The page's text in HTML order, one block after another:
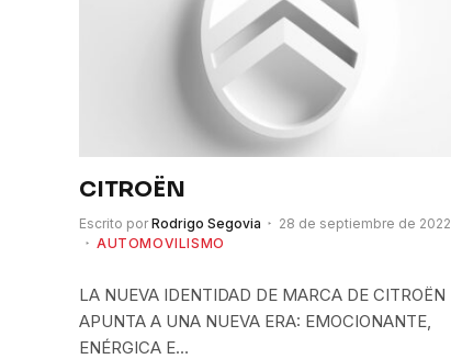
CITROËN
Escrito por Rodrigo Segovia
28 de septiembre de 2022
AUTOMOVILISMO
LA NUEVA IDENTIDAD DE MARCA DE CITROËN
APUNTA A UNA NUEVA ERA: EMOCIONANTE,
ENÉRGICA E…